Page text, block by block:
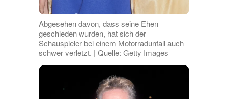
Abgesehen davon, dass seine Ehen
geschieden wurden, hat sich der
Schauspieler bei einem Motorradunfall auch
schwer verletzt. | Quelle: Getty Images